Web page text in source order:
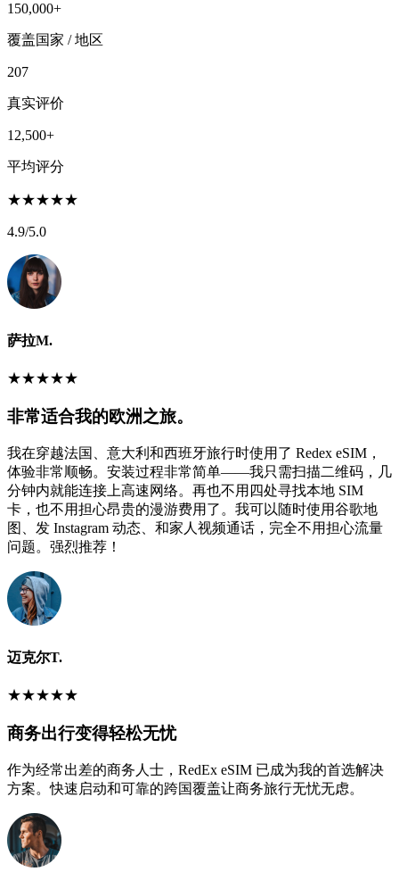
150,000+
覆盖国家 / 地区
207
真实评价
12,500+
平均评分
★★★★★
4.9/5.0
萨拉M.
★★★★★
非常适合我的欧洲之旅。
我在穿越法国、意大利和西班牙旅行时使用了 Redex eSIM，
体验非常顺畅。安装过程非常简单——我只需扫描二维码，几
分钟内就能连接上高速网络。再也不用四处寻找本地 SIM
卡，也不用担心昂贵的漫游费用了。我可以随时使用谷歌地
图、发 Instagram 动态、和家人视频通话，完全不用担心流量
问题。强烈推荐！
迈克尔T.
★★★★★
商务出行变得轻松无忧
作为经常出差的商务人士，RedEx eSIM 已成为我的首选解决
方案。快速启动和可靠的跨国覆盖让商务旅行无忧无虑。